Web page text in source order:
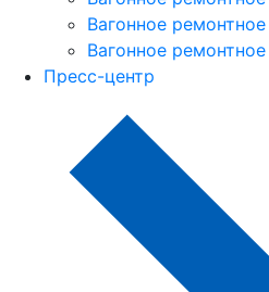
Вагонное
Вагонное
Пресс-центр